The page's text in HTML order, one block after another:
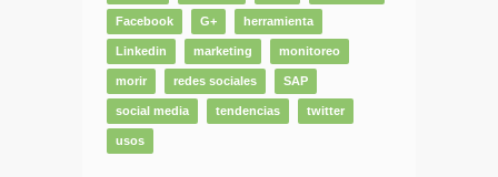
Facebook G+ herramienta
Linkedin marketing monitoreo
morir redes sociales SAP
social media tendencias twitter
usos